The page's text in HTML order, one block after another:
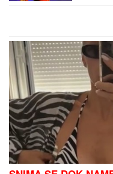
nogu
kola